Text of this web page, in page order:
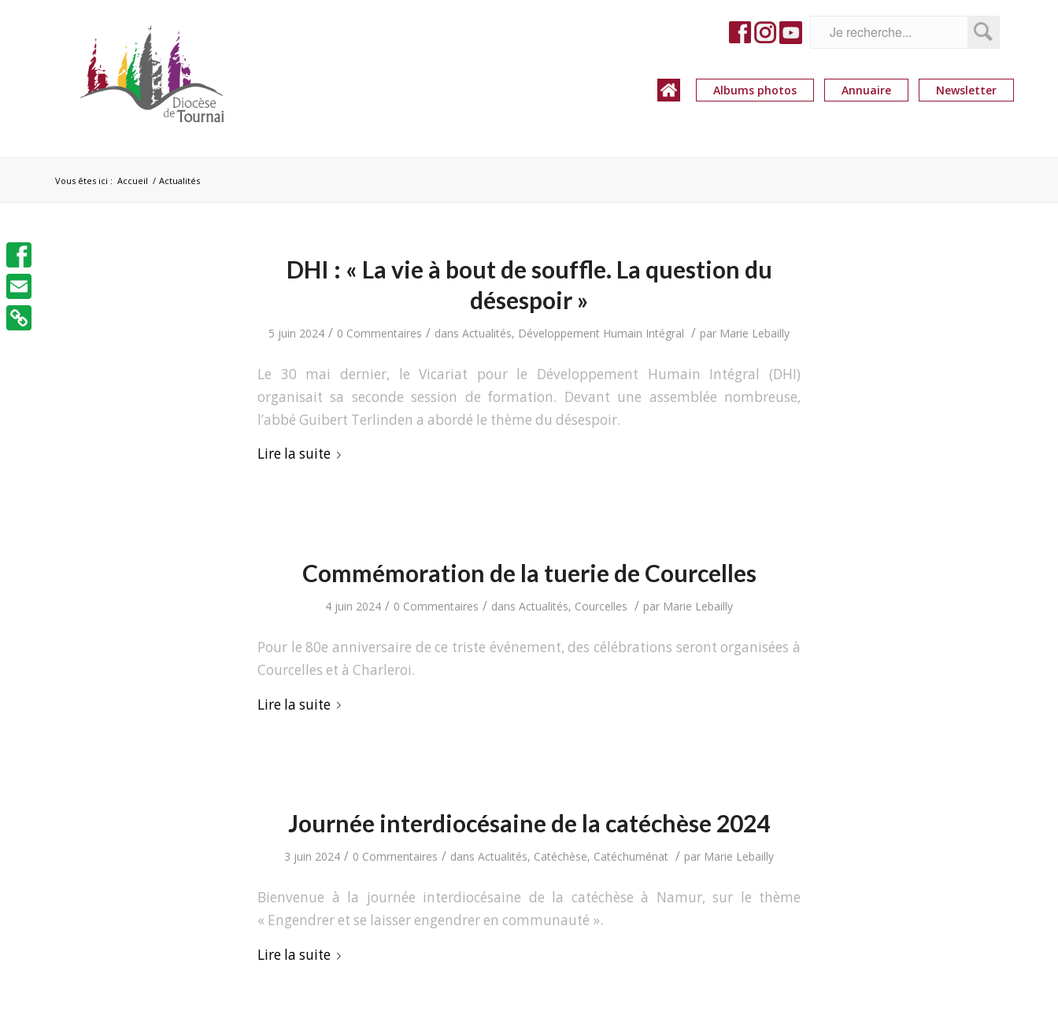
Albums photos Annuaire Newsletter
Vous êtes ici : Accueil / Actualités
DHI : « La vie à bout de souffle. La question du
désespoir »
5 juin 2024 / 0 Commentaires / dans Actualités, Développement Humain Intégral / par Marie Lebailly
Le 30 mai dernier, le Vicariat pour le Développement Humain Intégral (DHI)
organisait sa seconde session de formation. Devant une assemblée nombreuse,
l’abbé Guibert Terlinden a abordé le thème du désespoir.
Lire la suite
Commémoration de la tuerie de Courcelles
4 juin 2024 / 0 Commentaires / dans Actualités, Courcelles / par Marie Lebailly
Pour le 80e anniversaire de ce triste événement, des célébrations seront organisées à
Courcelles et à Charleroi.
Lire la suite
Journée interdiocésaine de la catéchèse 2024
3 juin 2024 / 0 Commentaires / dans Actualités, Catéchèse, Catéchuménat / par Marie Lebailly
Bienvenue à la journée interdiocésaine de la catéchèse à Namur, sur le thème
« Engendrer et se laisser engendrer en communauté ».
Lire la suite
Facebook
Email